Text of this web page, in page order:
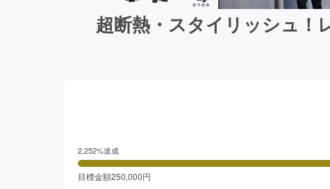
超断熱・スタイリッシュ！
2,252%達成
目標金額250,000円